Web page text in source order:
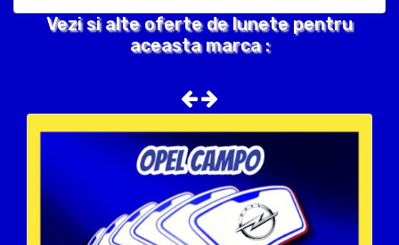
Vezi si alte oferte de lunete pentru
aceasta marca :